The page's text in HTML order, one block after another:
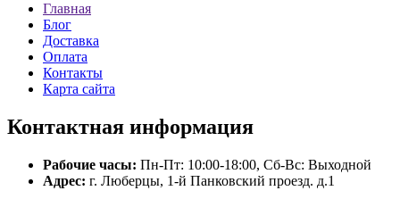
Главная
Блог
Доставка
Оплата
Контакты
Карта сайта
Контактная информация
Рабочие часы: Пн-Пт: 10:00-18:00, Сб-Вс: Выходной
Адрес: г. Люберцы, 1-й Панковский проезд. д.1